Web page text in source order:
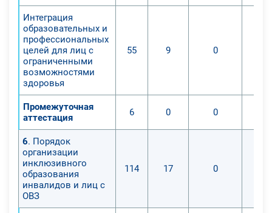
Интеграция
образовательных и
профессиональных
целей для лиц с
ограниченными
возможностями
здоровья
55 9 0
Промежуточная
аттестация
6 0 0
6. Порядок
организации
инклюзивного
образования
инвалидов и лиц с
ОВЗ
114 17 0